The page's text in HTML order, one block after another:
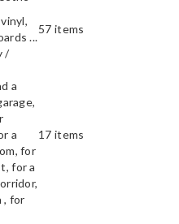
...
57 items
/
a
a
for
for a
, for
17 items